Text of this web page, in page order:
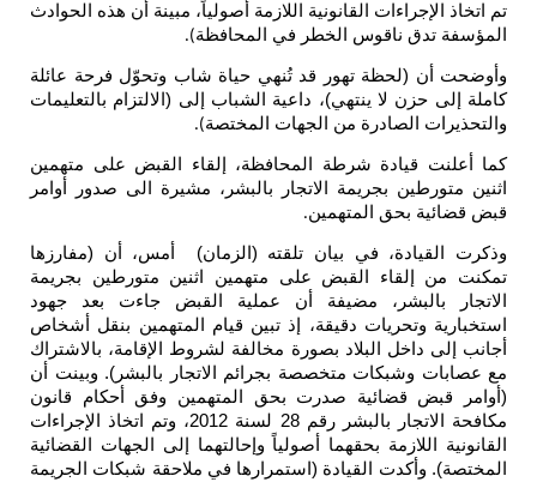
تم اتخاذ الإجراءات القانونية اللازمة أصولياً، مبينة أن هذه الحوادث
المؤسفة تدق ناقوس الخطر في المحافظة).
وأوضحت أن (لحظة تهور قد تُنهي حياة شاب وتحوّل فرحة عائلة
كاملة إلى حزن لا ينتهي)، داعية الشباب إلى (الالتزام بالتعليمات
والتحذيرات الصادرة من الجهات المختصة).
كما أعلنت قيادة شرطة المحافظة، إلقاء القبض على متهمين
اثنين متورطين بجريمة الاتجار بالبشر، مشيرة الى صدور أوامر
قبض قضائية بحق المتهمين.
وذكرت القيادة، في بيان تلقته (الزمان) أمس، أن (مفارزها
تمكنت من إلقاء القبض على متهمين اثنين متورطين بجريمة
الاتجار بالبشر، مضيفة أن عملية القبض جاءت بعد جهود
استخبارية وتحريات دقيقة، إذ تبين قيام المتهمين بنقل أشخاص
أجانب إلى داخل البلاد بصورة مخالفة لشروط الإقامة، بالاشتراك
مع عصابات وشبكات متخصصة بجرائم الاتجار بالبشر). وبينت أن
(أوامر قبض قضائية صدرت بحق المتهمين وفق أحكام قانون
مكافحة الاتجار بالبشر رقم 28 لسنة 2012، وتم اتخاذ الإجراءات
القانونية اللازمة بحقهما أصولياً وإحالتهما إلى الجهات القضائية
المختصة). وأكدت القيادة (استمرارها في ملاحقة شبكات الجريمة